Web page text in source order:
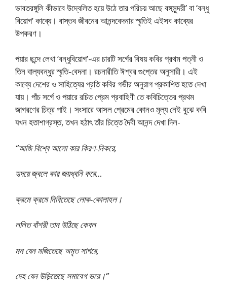
ভাবতরঙ্গুলি কীভাবে উদ্বেলিত হয়ে উঠে তার পরিচয় আছে বঙ্গসুন্দরী’ বা ‘বন্ধু
বিয়ােগ’ কাব্যে। বাস্তব জীবনের আনন্দবেদনার স্মৃতিই এইসব কাব্যের
উপকরণ।
পয়ার ছন্দে লেখা ‘বন্ধুবিয়ােগ’-এর চারটি সর্গের বিষয় কবির প্রথম পত্নী ও
তিন বাল্যবন্ধুর স্মৃতি-বেদনা। রচনারীতি ঈশ্বর গুপ্তের অনুসারী। এই
কাব্যে দেশের ও সাহিত্যের প্রতি কবির গভীর অনুরাগ প্রকাশিত হতে দেখা
যায়। পাঁচ সর্গে ও পয়ারে রচিত প্রেম প্রবাহিণী তে কবিচিত্তের প্রথম
জাগরণের চিত্র পাই। সংসারে আসল প্রেমের কোনও মূল্য নেই বুঝে কবি
যখন হতাশাগ্রস্ত, তখন হঠাৎ তাঁর চিত্তে দৈবী আনন্দ দেখা দিল-
“আজি বিশ্বে আলাে কার কিরণ-নিকরে,
হৃদয়ে জ্বলে কার জয়ধ্বনি করে…
ক্রমে ক্রমে নিবিতেছে লােক-কোলাহল।
ললিত বাঁশরী তান উঠিছে কেবল
মন যেন মজিতেছে অমৃত সাগরে,
দেহ যেন উড়িতেছে সমাবেগ ভরে।”